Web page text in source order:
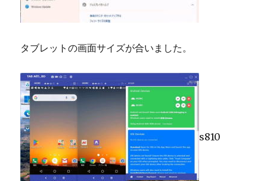
タブレットの画面サイズが合いました。
s810